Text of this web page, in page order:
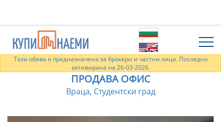
Тази обява е предназначена за брокери и частни лица. Последно
активирана на 26-03-2026.
ПРОДАВА ОФИС
Враца, Студентски град